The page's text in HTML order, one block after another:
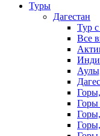
Туры
Дагестан
Тур
Все
Горы